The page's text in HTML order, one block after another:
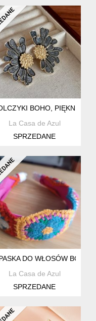
BOHO, PIĘKNE
La Casa de Azul
SPRZEDANE
DO WŁOSÓW BOHO
La Casa de Azul
SPRZEDANE